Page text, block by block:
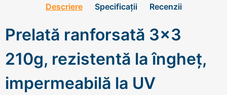
Descriere Specificații Recenzii
Prelată ranforsată 3x3
210g, rezistentă la îngheț,
impermeabilă la UV